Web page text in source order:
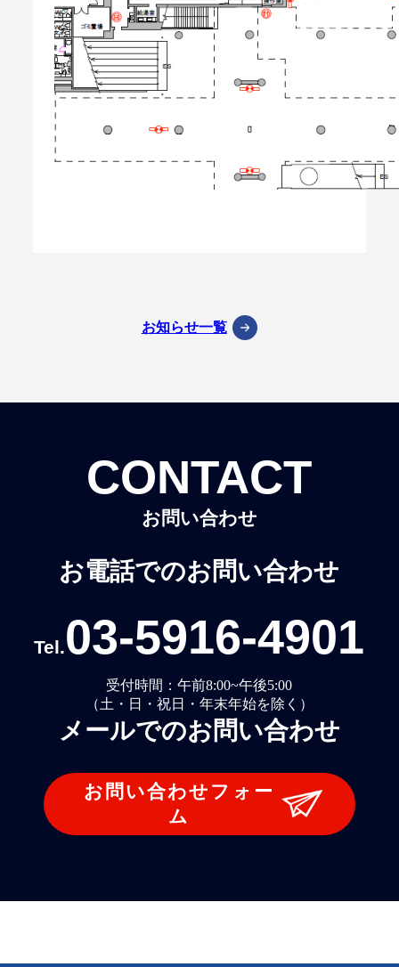
お知らせ一覧
CONTACT
お問い合わせ
お電話でのお問い合わせ
Tel.03-5916-4901
受付時間：午前8:00~午後5:00
（土・日・祝日・年末年始を除く）
メールでのお問い合わせ
お問い合わせフォー
ム